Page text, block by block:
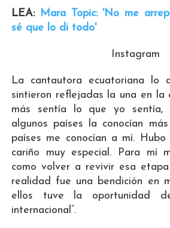
LEA: Mara Topic: 'No me
sé que lo di todo'
Instagram
La cantautora ecuatoriana lo
sintieron reflejadas la una en la
más sentía lo que yo sentía,
algunos países la conocían
países me conocían a mí.
cariño muy especial. Para mí
como volver a revivir esa
realidad fue una bendición en
ellos tuve la oportunidad
internacional”.